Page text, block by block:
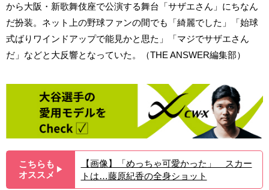
から大阪・新歌舞伎座で公演する舞台「サザエさん」にちなん
だ扮装。ネット上の野球ファンの間でも「綺麗でした」「始球
式ばりワインドアップで能見かと思た」「マジでサザエさん
だ」などと大反響となっていた。（THE ANSWER編集部）
こちらも
オススメ ▶︎
【画像】「めっちゃ可愛かった」 スカー
トは…藤原紀香の全身ショット